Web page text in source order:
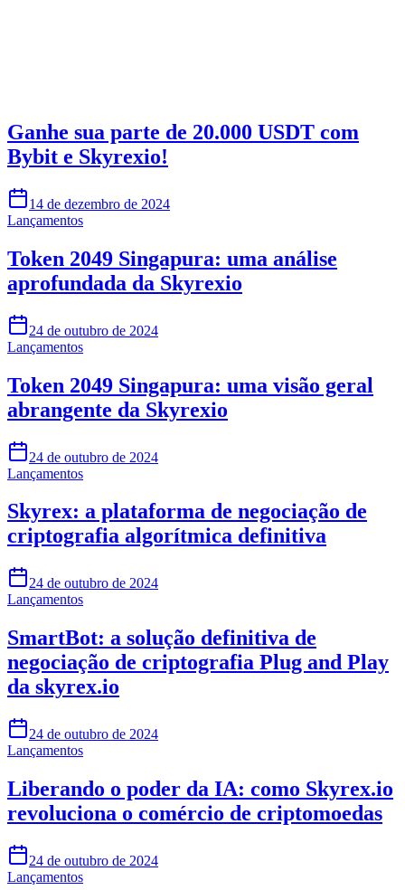
Ganhe sua parte de 20.000 USDT com
Bybit e Skyrexio!
14 de dezembro de 2024
Lançamentos
Token 2049 Singapura: uma análise
aprofundada da Skyrexio
24 de outubro de 2024
Lançamentos
Token 2049 Singapura: uma visão geral
abrangente da Skyrexio
24 de outubro de 2024
Lançamentos
Skyrex: a plataforma de negociação de
criptografia algorítmica definitiva
24 de outubro de 2024
Lançamentos
SmartBot: a solução definitiva de
negociação de criptografia Plug and Play
da skyrex.io
24 de outubro de 2024
Lançamentos
Liberando o poder da IA: como Skyrex.io
revoluciona o comércio de criptomoedas
24 de outubro de 2024
Lançamentos